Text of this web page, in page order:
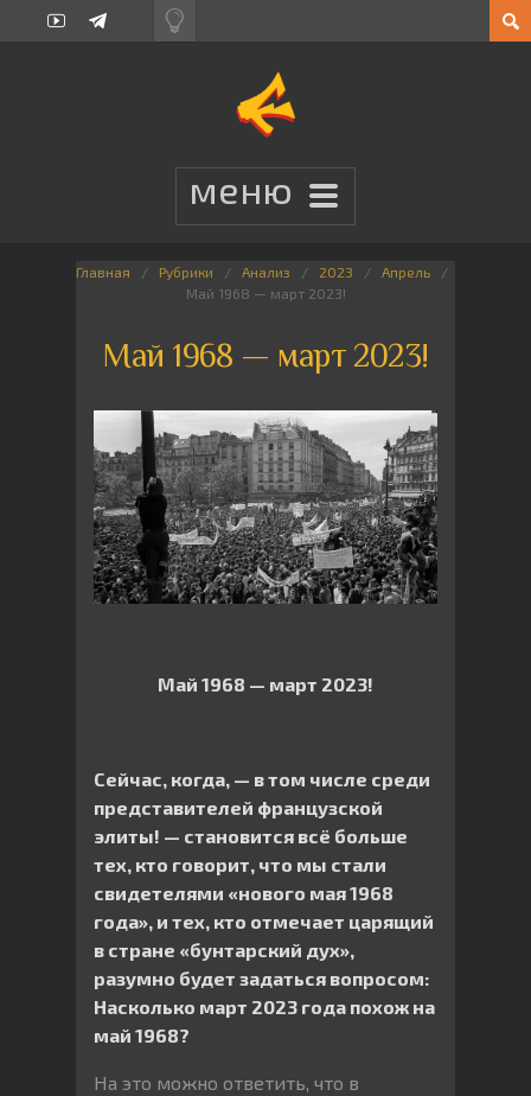
Главная Рубрики Анализ 2023
Апрель
Май 1968 — март 2023!
Май 1968 — март 2023!
Май 1968 — март 2023!
Сейчас, когда, — в том числе среди
представителей французской
элиты! — становится всё больше
тех, кто говорит, что мы стали
свидетелями «нового мая 1968
года», и тех, кто отмечает царящий
в стране «бунтарский дух»,
разумно будет задаться вопросом:
Насколько март 2023 года похож на
май 1968?
На это можно ответить, что в